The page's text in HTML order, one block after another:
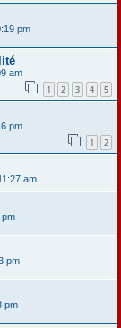
pm
am
1 2 3 4 5
pm
1 2
am
pm
pm
pm